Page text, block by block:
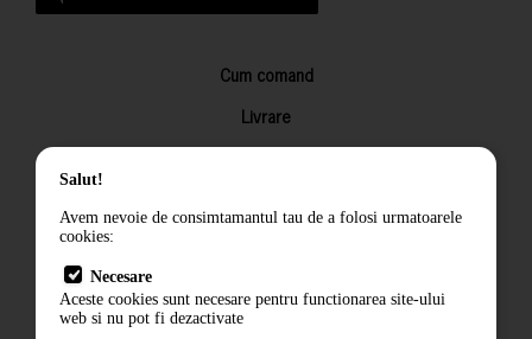
Cum comand
Livrare
Returnarea produselor
Termeni si conditii
Salut!
Avem nevoie de consimtamantul tau de a folosi urmatoarele
cookies:
Necesare
Aceste cookies sunt necesare pentru functionarea site-ului
web si nu pot fi dezactivate